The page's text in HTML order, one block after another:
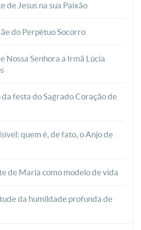
de Jesus na sua Paixão
do Perpétuo Socorro
Nossa Senhora a Irmã Lúcia
festa do Sagrado Coração de
quem é, de fato, o Anjo de
de Maria como modelo de vida
da humildade profunda de